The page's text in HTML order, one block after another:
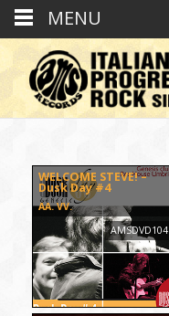
WELCOME STEVE! –
Dusk Day #4
AA. VV.
AMSDVD104
MENU